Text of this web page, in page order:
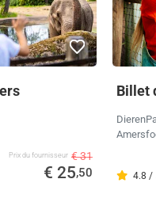
Prix ​​du fournisseur € 31
€ 25,50
Billet
4.8 /